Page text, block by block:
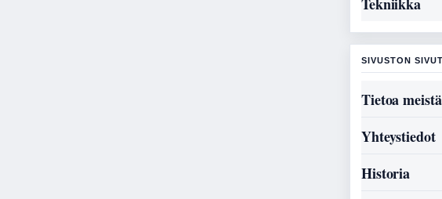
SIVUSTON SIVUT
Tietoa meistä
Yhteystiedot
Historia